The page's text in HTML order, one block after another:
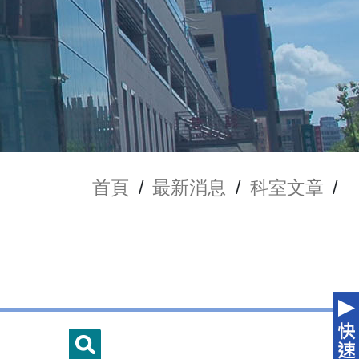
首頁 / 最新消息 / 科室文章 /